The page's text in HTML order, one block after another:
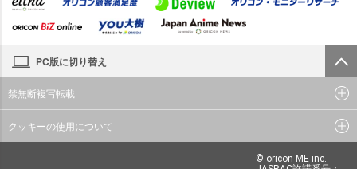
PC版に切り替え
禁無断複写転載
クッキーの使用について
© oricon ME inc.